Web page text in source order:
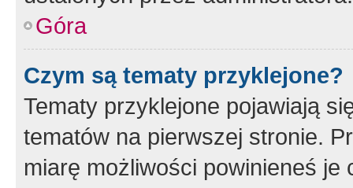
Góra
Czym są tematy przyklejone?
Tematy przyklejone pojawiają
tematów na pierwszej stronie.
miarę możliwości powinieneś je